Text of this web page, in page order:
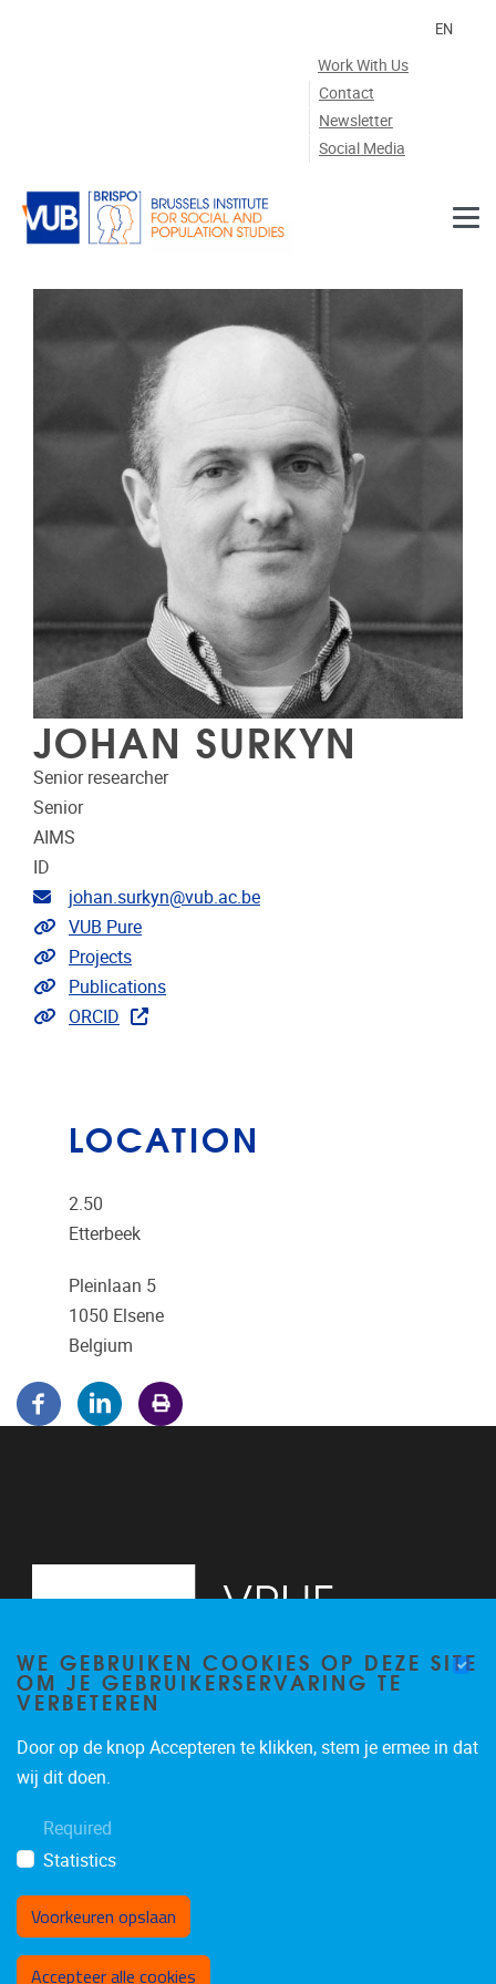
Work With Us
Contact
Newsletter
Social Media
EN
JOHAN SURKYN
Senior researcher
Senior
AIMS
ID
Email address
johan.surkyn@vub.ac.be
Link to CRIS
VUB Pure
Link to projects
Projects
Link to publications
Publications
Extra links
ORCID
LOCATION
2.50
Etterbeek
Pleinlaan 5
1050 Elsene
Belgium
WE GEBRUIKEN COOKIES OP DEZE SITE
OM JE GEBRUIKERSERVARING TE
VERBETEREN
Door op de knop Accepteren te klikken, stem je ermee in dat
wij dit doen.
Required
Statistics
Voorkeuren opslaan
Accepteer alle cookies